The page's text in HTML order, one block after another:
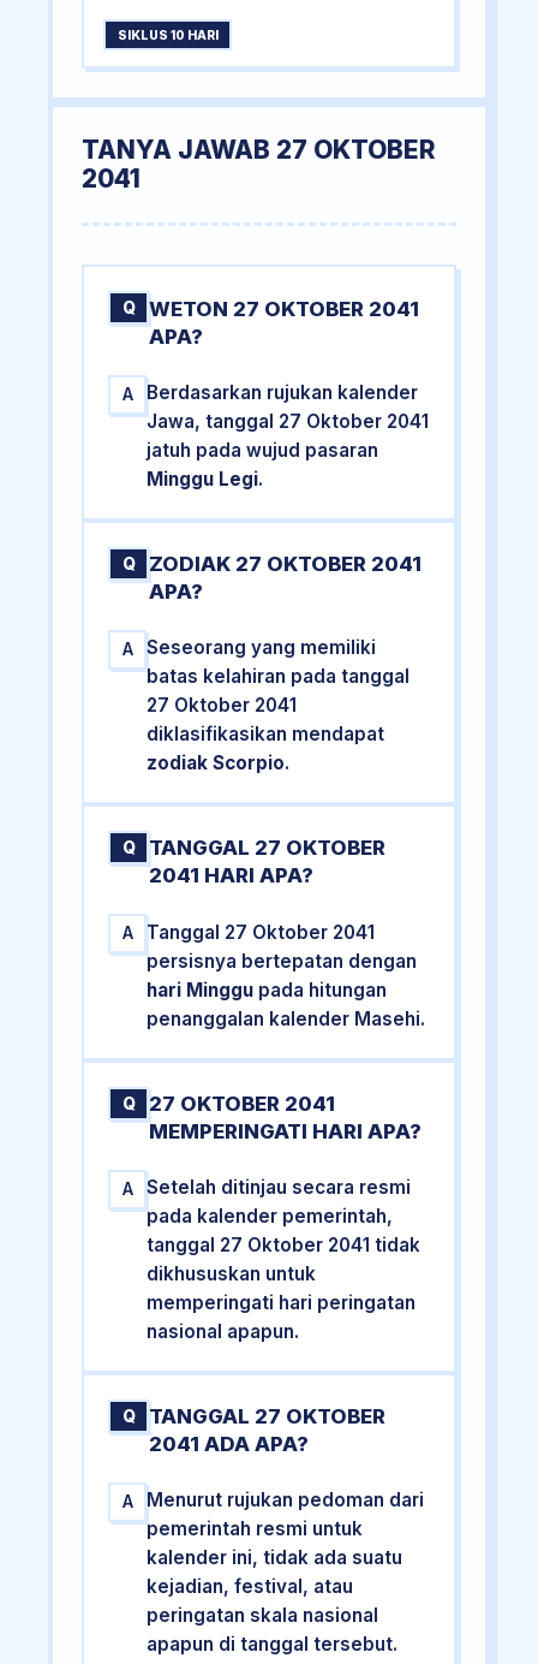
SIKLUS 10 HARI
TANYA JAWAB 27 OKTOBER
2041
Q
WETON 27 OKTOBER 2041
APA?
A
Berdasarkan rujukan kalender
Jawa, tanggal 27 Oktober 2041
jatuh pada wujud pasaran
Minggu Legi.
Q
ZODIAK 27 OKTOBER 2041
APA?
A
Seseorang yang memiliki
batas kelahiran pada tanggal
27 Oktober 2041
diklasifikasikan mendapat
zodiak Scorpio.
Q
TANGGAL 27 OKTOBER
2041 HARI APA?
A
Tanggal 27 Oktober 2041
persisnya bertepatan dengan
hari Minggu pada hitungan
penanggalan kalender Masehi.
Q
27 OKTOBER 2041
MEMPERINGATI HARI APA?
A
Setelah ditinjau secara resmi
pada kalender pemerintah,
tanggal 27 Oktober 2041 tidak
dikhususkan untuk
memperingati hari peringatan
nasional apapun.
Q
TANGGAL 27 OKTOBER
2041 ADA APA?
A
Menurut rujukan pedoman dari
pemerintah resmi untuk
kalender ini, tidak ada suatu
kejadian, festival, atau
peringatan skala nasional
apapun di tanggal tersebut.